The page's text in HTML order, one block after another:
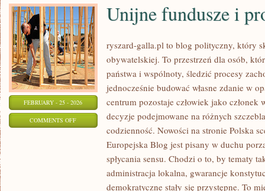
FEBRUARY - 25 - 2026
COMMENTS OFFON
FUNDUSZE
PROGRAMY
Unijne fundusze i
ryszard-galla.pl to blog polityczny, który
obywatelskiej. To przestrzeń dla osób,
państwa i wspólnoty, śledzić procesy
jednocześnie budować własne zdanie w
centrum pozostaje człowiek jako członek
decyzje podejmowane na różnych
codzienność. Nowości na stronie Polska
Europejska Blog jest pisany w duchu
spłycania sensu. Chodzi o to, by tematy
administracja lokalna, gwarancje
demokratyczne stały się przystępne. To